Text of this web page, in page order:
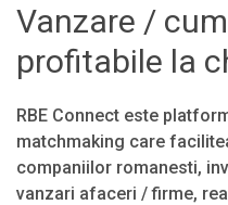
Vanzare /
profitabile la
RBE Connect este
matchmaking care
companiilor romanesti,
vanzari afaceri / firme,